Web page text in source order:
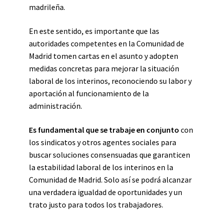
madrileña.
En este sentido, es importante que las
autoridades competentes en la Comunidad de
Madrid tomen cartas en el asunto y adopten
medidas concretas para mejorar la situación
laboral de los interinos, reconociendo su labor y
aportación al funcionamiento de la
administración.
Es fundamental que se trabaje en conjunto con
los sindicatos y otros agentes sociales para
buscar soluciones consensuadas que garanticen
la estabilidad laboral de los interinos en la
Comunidad de Madrid. Solo así se podrá alcanzar
una verdadera igualdad de oportunidades y un
trato justo para todos los trabajadores.